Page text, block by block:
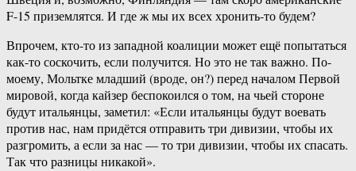
F-15 приземлятся. И где ж мы их всех хронить-то будем?
Впрочем, кто-то из западной коалиции может ещё попытаться
как-то соскочить, если получится. Но это не так важно. По-
моему, Мольтке младший (вроде, он?) перед началом Первой
мировой, когда кайзер беспокоился о том, на чьей стороне
будут итальянцы, заметил: «Если итальянцы будут воевать
против нас, нам придётся отправить три дивизии, чтобы их
разгромить, а если за нас — то три дивизии, чтобы их спасать.
Так что разницы никакой».